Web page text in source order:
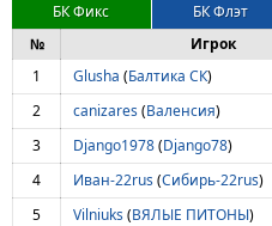
БК Фикс
БК Флэт
№
Игрок
1
Glusha (Балтика СК)
2
canizares(Валенсия)
3
Django1978(Django78)
4
Иван-22rus(Сибирь-22rus)
5
Vilniuks(ВЯЛЫЕ ПИТОНЫ)